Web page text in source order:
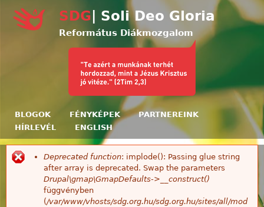
Ugrás a tartalomra
SDG | Soli Deo Gloria
Református Diákmozgalom
BLOGOK FÉNYKÉPEK
PARTNEREINK
HÍRLEVÉL
ENGLISH
Hibaüzenet
Deprecated function: implode(): Passing glue string
after array is deprecated. Swap the parameters
Drupal\gmap\GmapDefaults->__construct()
függvényben
(/var/www/vhosts/sdg.org.hu/sdg.org.hu/sites/all/mod